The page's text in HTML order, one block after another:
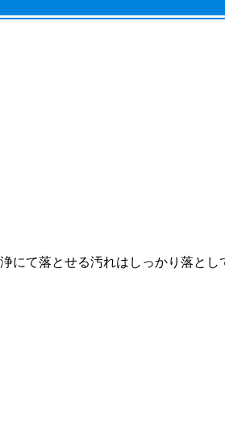
にて落とせる汚れはしっかり落とし